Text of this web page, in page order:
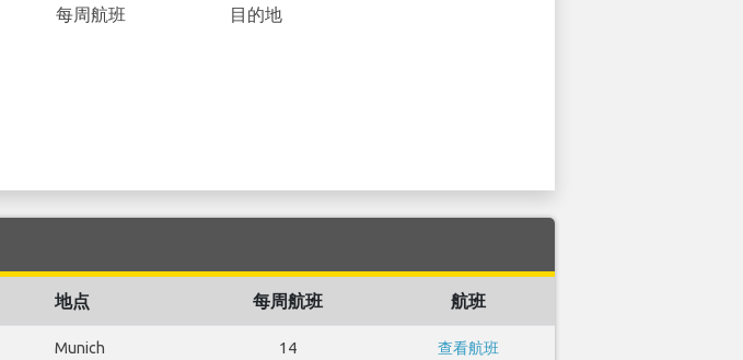
每周航班 目的地
地点 每周航班 航班
Munich 14 查看航班